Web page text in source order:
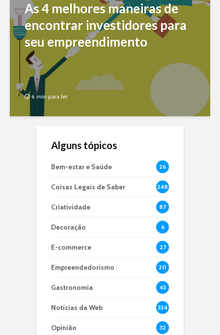
As 4 melhores maneiras de
encontrar investidores para
seu empreendimento
6 min para ler
Alguns tópicos
Bem-estar e Saúde 26
Coisas Legais de Saber 248
Criatividade 87
Decoração 6
E-commerce 27
Empreendedorismo 20
Gastronomia 43
Notícias da Web 324
Opinião 32